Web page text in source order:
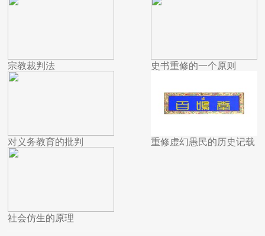
宗教裁判法
对义务教育的批判
社会仿生的原理
史书重修的一个原则
重修虚幻愚民的历史记载